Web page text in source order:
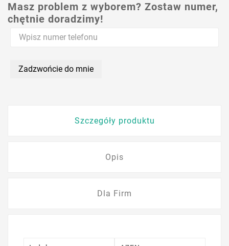
Masz problem z wyborem? Zostaw numer,
chętnie doradzimy!
Zadzwońcie do mnie
Szczegóły produktu
Opis
Dla Firm